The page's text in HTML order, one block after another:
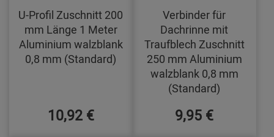
U-Profil Zuschnitt 200
mm Länge 1 Meter
Aluminium walzblank
0,8 mm (Standard)
10,92 €
Verbinder für
Dachrinne mit
Traufblech Zuschnitt
250 mm Aluminium
walzblank 0,8 mm
(Standard)
9,95 €